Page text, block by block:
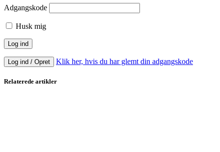
Adgangskode
Husk mig
Log ind / Opret Klik her, hvis du har glemt din adgangskode
Relaterede artikler